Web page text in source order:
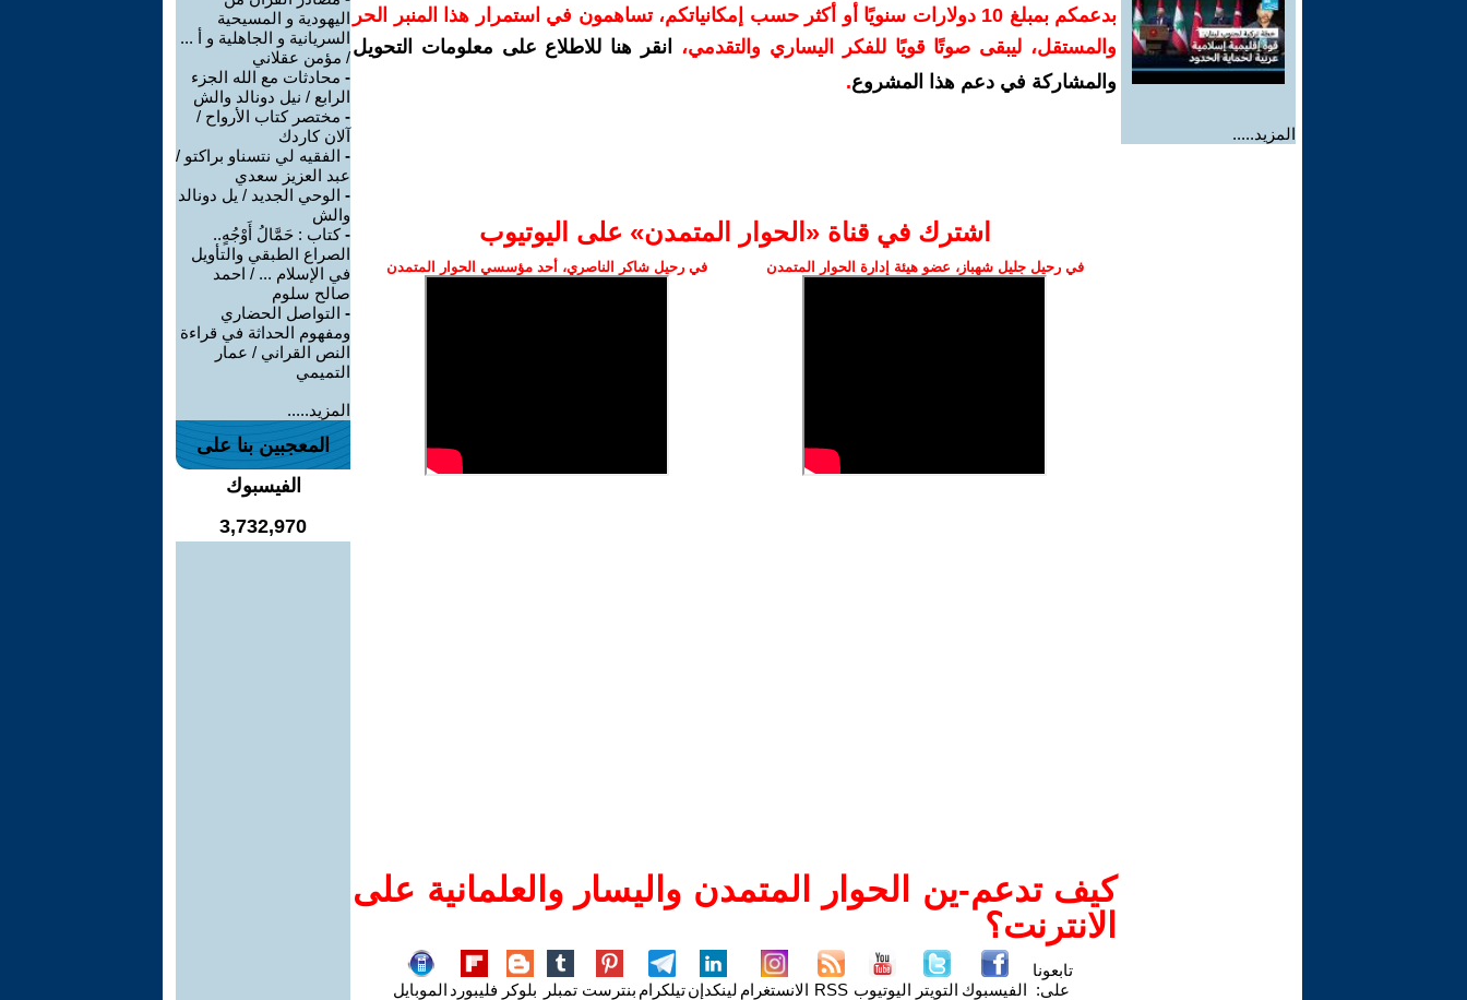
المزيد.....
بدعمكم بمبلغ 10 دولارات سنويًا أو أكثر حسب إمكانياتكم، تساهمون في استمرار هذا المنبر الحر
والمستقل، ليبقى صوتًا قويًا للفكر اليساري والتقدمي،
انقر هنا للاطلاع على معلومات التحويل
والمشاركة في دعم هذا المشروع.
اشترك في قناة ‫«الحوار المتمدن» على اليوتيوب
في رحيل جليل شهباز، عضو هيئة إدارة الحوار المتمدن في رحيل شاكر الناصري، أحد مؤسسي الحوار المتمدن
كيف تدعم-ين الحوار المتمدن واليسار والعلمانية على
الانترنت؟
تابعونا
على: الفيسبوك التويتر اليوتيوب RSS الانستغرام لينكدإنتيلكرام بنترست تمبلر بلوكر فليبورد الموبايل
اليهودية و المسيحية
السريانية و الجاهلية و أ ...
/ مؤمن عقلاني
- محادثات مع الله الجزء
الرابع / نيل دونالد والش
- مختصر كتاب الأرواح /
آلان كاردك
- الفقيه لي نتسناو براكتو /
عبد العزيز سعدي
- الوحي الجديد / يل دونالد
والش
-كتاب : حَمَّالُ أَوْجُهٍ..
الصراع الطبقي والتأويل
في الإسلام ... / احمد
صالح سلوم
- التواصل الحضاري
ومفهوم الحداثة في قراءة
النص القراني / عمار
التميمي
المزيد.....
المعجبين بنا على
الفيسبوك
3,732,970